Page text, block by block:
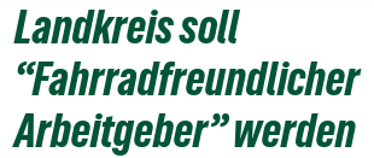
Landkreis soll
“Fahrradfreundlicher
Arbeitgeber” werden